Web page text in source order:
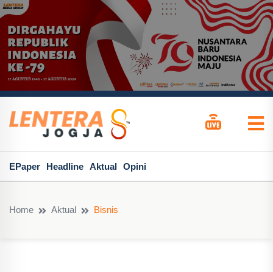
EPaper Headline Aktual Opini
Home Aktual Bisnis